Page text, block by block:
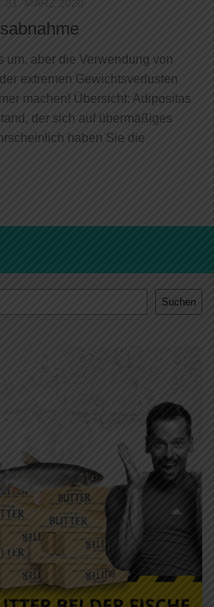
31. MÄRZ 2020
um, aber die Verwendung von
extremen Gewichtsverlusten
machen! Übersicht: Adipositas
der sich auf übermäßiges
haben Sie die
Suchen